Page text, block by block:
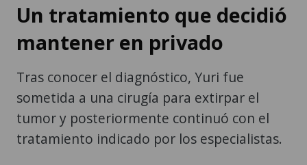
Un tratamiento que decidió
mantener en privado
Tras conocer el diagnóstico, Yuri fue
sometida a una cirugía para extirpar el
tumor y posteriormente continuó con el
tratamiento indicado por los especialistas.